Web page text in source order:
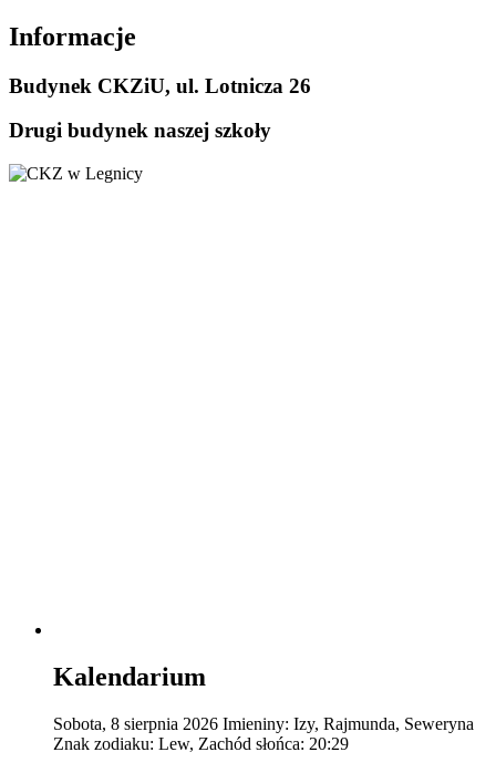
Informacje
Budynek CKZiU, ul. Lotnicza 26
Drugi budynek naszej szkoły
Kalendarium
Sobota, 8 sierpnia 2026 Imieniny: Izy, Rajmunda, Seweryna
Znak zodiaku: Lew, Zachód słońca: 20:29